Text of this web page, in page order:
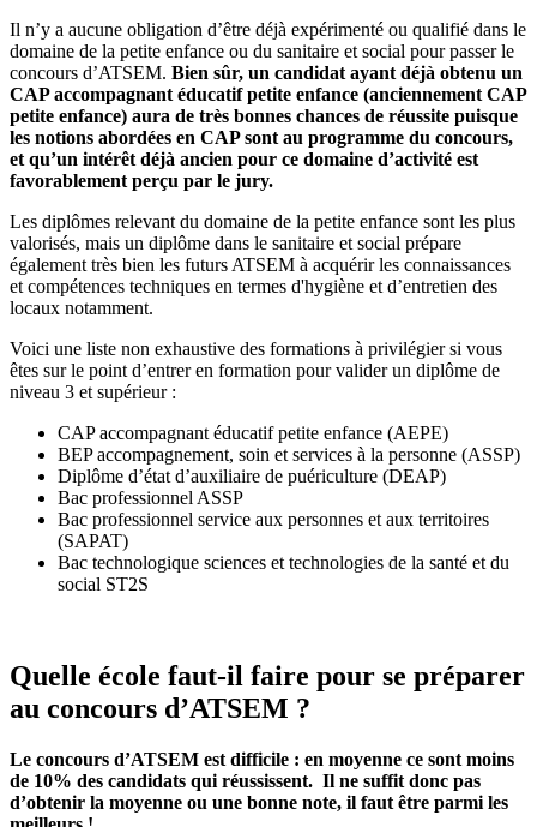
Il n’y a aucune obligation d’être déjà expérimenté ou qualifié dans le
domaine de la petite enfance ou du sanitaire et social pour passer le
concours d’ATSEM. Bien sûr, un candidat ayant déjà obtenu un
CAP accompagnant éducatif petite enfance (anciennement CAP
petite enfance) aura de très bonnes chances de réussite puisque
les notions abordées en CAP sont au programme du concours,
et qu’un intérêt déjà ancien pour ce domaine d’activité est
favorablement perçu par le jury.
Les diplômes relevant du domaine de la petite enfance sont les plus
valorisés, mais un diplôme dans le sanitaire et social prépare
également très bien les futurs ATSEM à acquérir les connaissances
et compétences techniques en termes d'hygiène et d’entretien des
locaux notamment.
Voici une liste non exhaustive des formations à privilégier si vous
êtes sur le point d’entrer en formation pour valider un diplôme de
niveau 3 et supérieur :
CAP accompagnant éducatif petite enfance (AEPE)
BEP accompagnement, soin et services à la personne (ASSP)
Diplôme d’état d’auxiliaire de puériculture (DEAP)
Bac professionnel ASSP
Bac professionnel service aux personnes et aux territoires
(SAPAT)
Bac technologique sciences et technologies de la santé et du
social ST2S
Quelle école faut-il faire pour se préparer
au concours d’ATSEM ?
Le concours d’ATSEM est difficile : en moyenne ce sont moins
de 10% des candidats qui réussissent. Il ne suffit donc pas
d’obtenir la moyenne ou une bonne note, il faut être parmi les